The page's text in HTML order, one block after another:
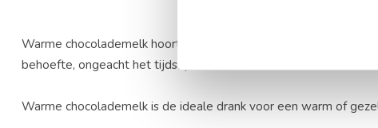
Warme chocolademelk hoort niet zozeer bij een bepaald
behoefte, ongeacht het tijdstip.
Warme chocolademelk is de ideale drank voor een warm of